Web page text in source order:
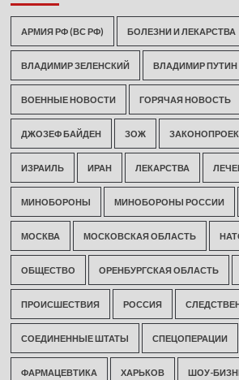
АРМИЯ РФ (ВС РФ) БОЛЕЗНИ И ЛЕКАРСТВА
ВЛАДИМИР ЗЕЛЕНСКИЙ ВЛАДИМИР ПУТИН
ВОЕННЫЕ НОВОСТИ ГОРЯЧАЯ НОВОСТЬ
ДЖОЗЕФ БАЙДЕН ЗОЖ
ИЗРАИЛЬ ИРАН ЛЕКАРСТВА
МИНОБОРОНЫ МИНОБОРОНЫ РОССИИ
МОСКВА МОСКОВСКАЯ ОБЛАСТЬ
ОБЩЕСТВО ОРЕНБУРГСКАЯ ОБЛАСТЬ
ПРОИСШЕСТВИЯ РОССИЯ
СОЕДИНЕННЫЕ ШТАТЫ СПЕЦОПЕРАЦИИ
ФАРМАЦЕВТИКА ХАРЬКОВ ШОУ-